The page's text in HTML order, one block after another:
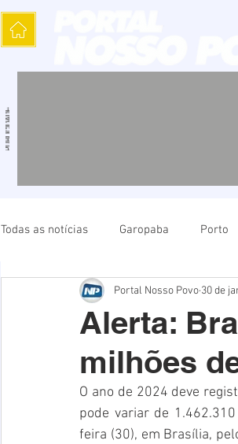
Todas as notícias Garopaba Porto
Cultura Polícia
Verão Saúde
infraestrutura Natal
Alerta:
milhões
Portal Nosso Povo 30 de
O ano de 2024 deve
pode variar de
feira (30), em Brasília,